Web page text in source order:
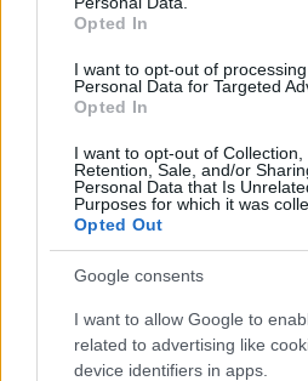
Opted In
I want to opt-out of
Personal Data for Targeted
Opted In
I want to opt-out of Collection,
Retention, Sale, and/or
Personal Data that Is
Purposes for which it was
Opted Out
Google consents
I want to allow Google to
related to advertising like
device identifiers in apps.